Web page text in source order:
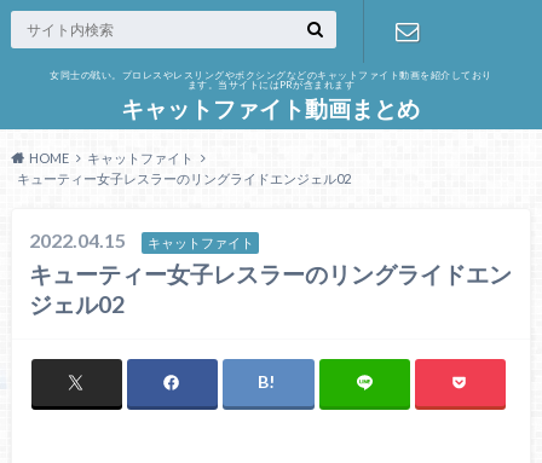
女同士の戦い。プロレスやレスリングやボクシングなどのキャットファイト動画を紹介しており
ます。当サイトにはPRが含まれます
キャットファイト動画まとめ
HOME
キャットファイト
キューティー女子レスラーのリングライドエンジェル02
2022.04.15 キャットファイト
キューティー女子レスラーのリングライドエン
ジェル02